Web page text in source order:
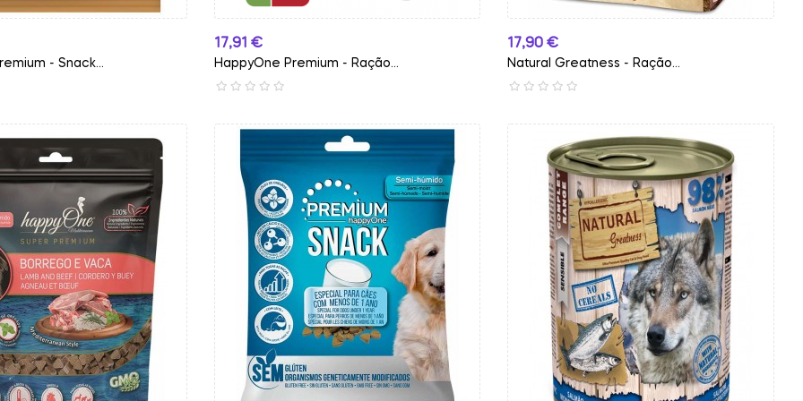
- Snack...
Preço
17,91 €
HappyOne Premium - Ração...
Preço
17,90 €
Natural Greatness - Ração...